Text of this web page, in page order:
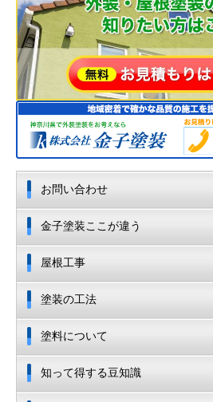
お問い合わせ
金子塗装ここが違う
屋根工事
塗装の工法
塗料について
知って得する豆知識